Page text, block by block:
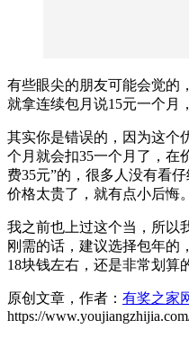
有些眼尖的朋友可能会觉的
就拿连续包月说15元一个月
其实你是错误的，因为这个
个月就会扣35一个月了，在
费35元”的，很多人没有看
价格太贵了，就有点小后悔。
我之前也上过这个当，所以
刚需的话，建议选择包年的
18块钱左右，还是非常划算
原创文章，作者： 有奖之家
https://